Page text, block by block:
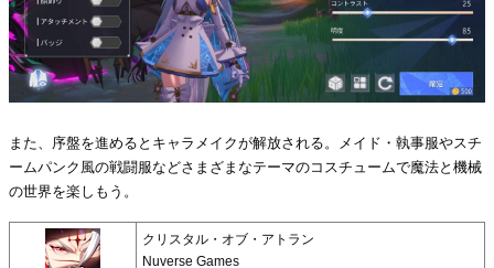
また、序盤を進めるとキャラメイクが解放される。メイド・執事服やスチ
ームパンク風の戦闘服などさまざまなテーマのコスチュームで魔法と機械
の世界を楽しもう。
クリスタル・オブ・アトラン
Nuverse Games